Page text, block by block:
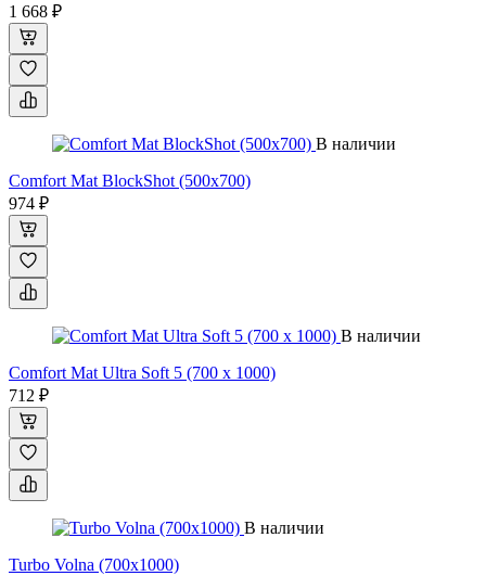
1 668 ₽
В наличии
Comfort Mat BlockShot (500х700)
974 ₽
В наличии
Comfort Mat Ultra Soft 5 (700 х 1000)
712 ₽
В наличии
Turbo Volna (700х1000)